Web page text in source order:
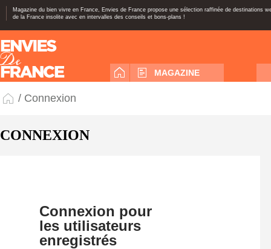
Magazine du bien vivre en France, Envies de France propose une sélection raffinée de destinations
de la France insolite avec en intervalles des conseils et bons-plans !
MAGAZINE
/ Connexion
CONNEXION
Connexion pour
les utilisateurs
enregistrés